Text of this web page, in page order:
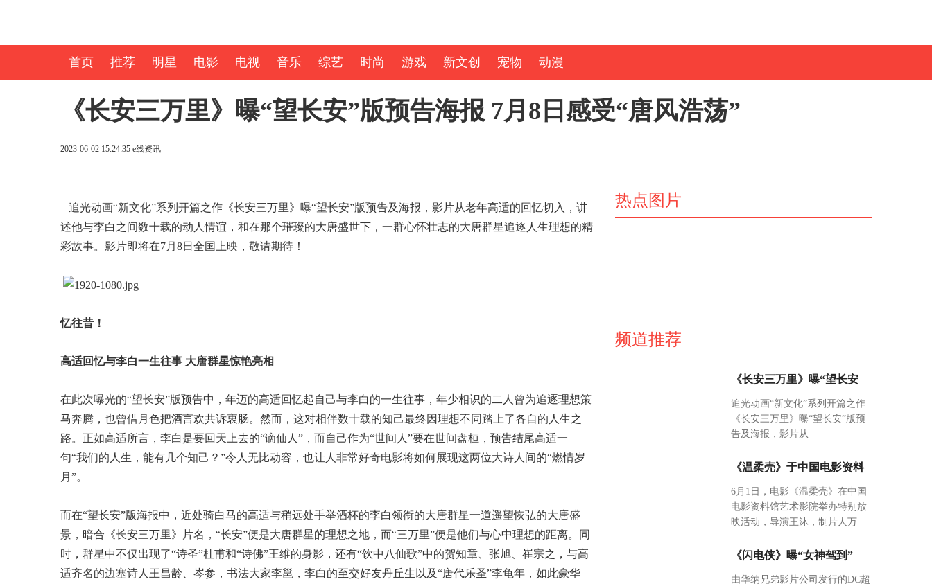
首页 推荐 明星 电影 电视 音乐 综艺 时尚 游戏 新文创 宠物 动漫
《长安三万里》曝“望长安”版预告海报 7月8日感受“唐风浩荡”
2023-06-02 15:24:35 e线资讯
追光动画“新文化”系列开篇之作《长安三万里》曝“望长安”版预告及海报，影片从老年高适的回忆切入，讲
述他与李白之间数十载的动人情谊，和在那个璀璨的大唐盛世下，一群心怀壮志的大唐群星追逐人生理想的精
彩故事。影片即将在7月8日全国上映，敬请期待！
忆往昔！
高适回忆与李白一生往事 大唐群星惊艳亮相
在此次曝光的“望长安”版预告中，年迈的高适回忆起自己与李白的一生往事，年少相识的二人曾为追逐理想策
马奔腾，也曾借月色把酒言欢共诉衷肠。然而，这对相伴数十载的知己最终因理想不同踏上了各自的人生之
路。正如高适所言，李白是要回天上去的“谪仙人”，而自己作为“世间人”要在世间盘桓，预告结尾高适一
句“我们的人生，能有几个知己？”令人无比动容，也让人非常好奇电影将如何展现这两位大诗人间的“燃情岁
月”。
而在“望长安”版海报中，近处骑白马的高适与稍远处手举酒杯的李白领衔的大唐群星一道遥望恢弘的大唐盛
景，暗合《长安三万里》片名，“长安”便是大唐群星的理想之地，而“三万里”便是他们与心中理想的距离。同
时，群星中不仅出现了“诗圣”杜甫和“诗佛”王维的身影，还有“饮中八仙歌”中的贺知章、张旭、崔宗之，与高
适齐名的边塞诗人王昌龄、岑参，书法大家李邕，李白的至交好友丹丘生以及“唐代乐圣”李龟年，如此豪华
热点图片
频道推荐
《长安三万里》曝“望长安
追光动画“新文化”系列开篇之作
《长安三万里》曝“望长安”版预
告及海报，影片从
《温柔壳》于中国电影资料
6月1日，电影《温柔壳》在中国
电影资料馆艺术影院举办特别放
映活动，导演王沐，制片人万
《闪电侠》曝“女神驾到”
由华纳兄弟影片公司发行的DC超